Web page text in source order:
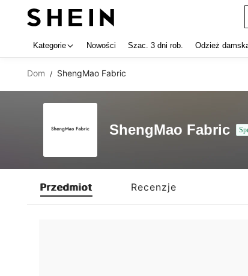
Kategorie Nowości Szac. 3 dni rob. Odzież
Dom / ShengMao Fabric
ShengMao Fabric
Przedmiot Recenzje